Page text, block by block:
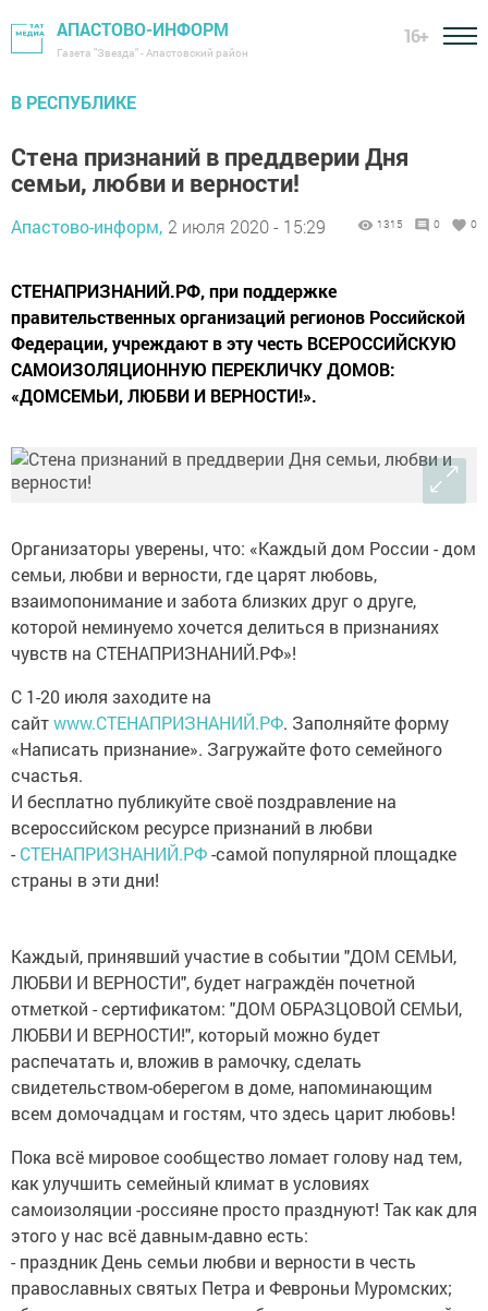
АПАСТОВО-ИНФОРМ
Газета "Звезда" - Апастовский район
16+
В РЕСПУБЛИКЕ
Стена признаний в преддверии Дня
семьи, любви и верности!
Апастово-информ, 2 июля 2020 - 15:29 1315 0 0
СТЕНАПРИЗНАНИЙ.РФ, при поддержке
правительственных организаций регионов Российской
Федерации, учреждают в эту честь ВСЕРОССИЙСКУЮ
САМОИЗОЛЯЦИОННУЮ ПЕРЕКЛИЧКУ ДОМОВ:
«ДОМСЕМЬИ, ЛЮБВИ И ВЕРНОСТИ!».
Организаторы уверены, что: «Каждый дом России - дом
семьи, любви и верности, где царят любовь,
взаимопонимание и забота близких друг о друге,
которой неминуемо хочется делиться в признаниях
чувств на СТЕНАПРИЗНАНИЙ.РФ»!
С 1-20 июля заходите на
сайтwww.СТЕНАПРИЗНАНИЙ.РФ. Заполняйте форму
«Написать признание». Загружайте фото семейного
счастья.
И бесплатно публикуйте своё поздравление на
всероссийском ресурсе признаний в любви
- СТЕНАПРИЗНАНИЙ.РФ-самой популярной площадке
страны в эти дни!
Каждый, принявший участие в событии "ДОМ СЕМЬИ,
ЛЮБВИ И ВЕРНОСТИ", будет награждён почетной
отметкой - сертификатом: "ДОМ ОБРАЗЦОВОЙ СЕМЬИ,
ЛЮБВИ И ВЕРНОСТИ!", который можно будет
распечатать и, вложив в рамочку, сделать
свидетельством-оберегом в доме, напоминающим
всем домочадцам и гостям, что здесь царит любовь!
Пока всё мировое сообщество ломает голову над тем,
как улучшить семейный климат в условиях
самоизоляции -россияне просто празднуют! Так как для
этого у нас всё давным-давно есть:
- праздник День семьи любви и верности в честь
православных святых Петра и Февроньи Муромских;